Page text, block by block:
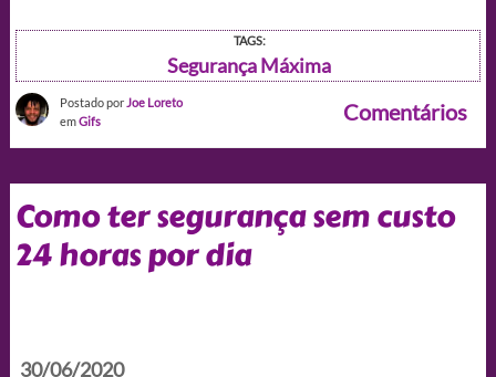
TAGS:
Segurança Máxima
Postado por Joe Loreto
emGifs Comentários
Como ter segurança sem custo
24 horas por dia
30/06/2020